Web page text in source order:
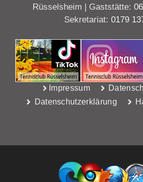
Rüsselsheim | Gaststätte:
Sekretariat: 0179
Impressum
Datenschutzerklärung